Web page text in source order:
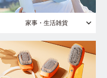
家事・生活雑貨